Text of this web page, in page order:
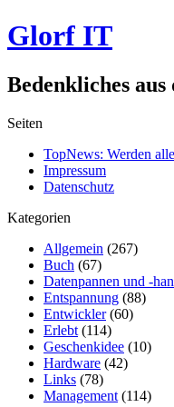
Glorf IT
Bedenkliches
Seiten
TopNews: Werden
Impressum
Datenschutz
Kategorien
Allgemein (267)
Buch (67)
Datenpannen und -
Entspannung (88)
Entwickler(60)
Erlebt (114)
Geschenkidee (10)
Hardware (42)
Links (78)
Management (114)